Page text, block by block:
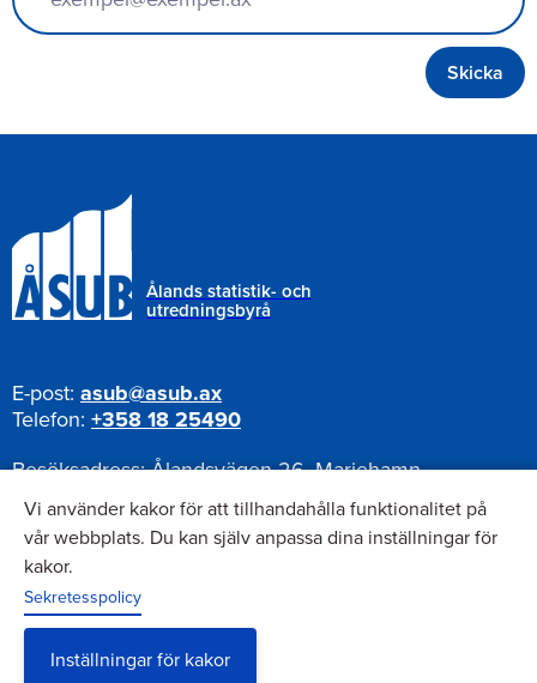
Ålands statistik- och
utredningsbyrå
E-post: asub@asub.ax
Telefon: +358 18 25490
Besöksadress:Ålandsvägen 26, Mariehamn
Postadress:
Pb 1187, AX-22111 Mariehamn
Nyhetsbrev
Anmäl dig till vårt nyhetsbrev
Vi använder kakor för att tillhandahålla funktionalitet på
vår webbplats. Du kan själv anpassa dina inställningar för
kakor.
Sekretesspolicy
Inställningar för kakor